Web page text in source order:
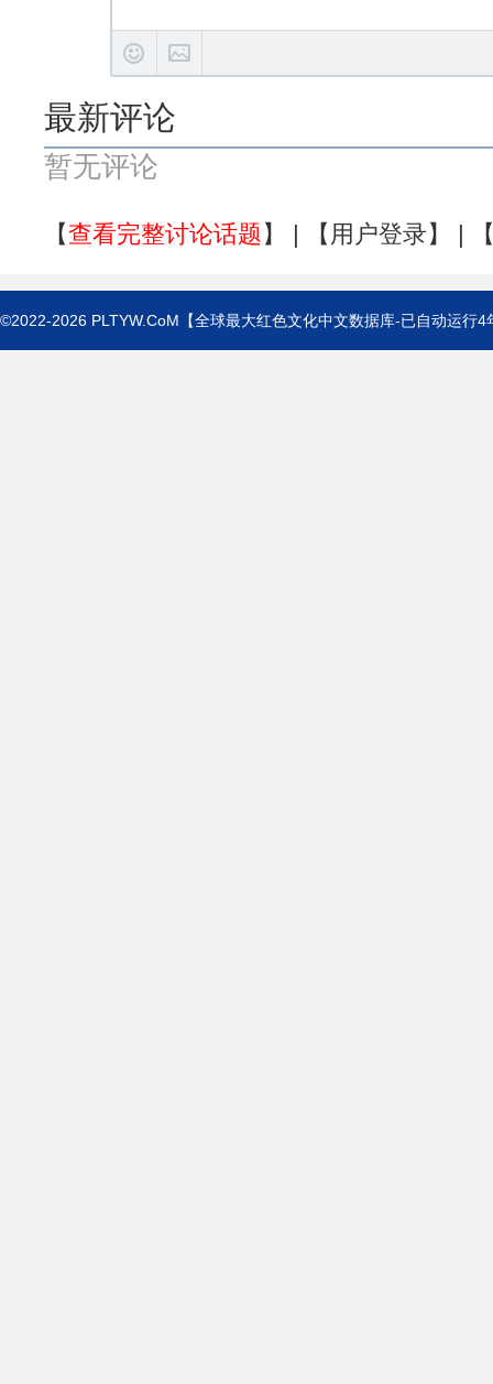
最新评论
暂无评论
【查看完整讨论话题】 | 【 用户登录】 |
©2022-2026 PLTYW.CoM 【全球最大红色文化中文数据库-已自动运行4